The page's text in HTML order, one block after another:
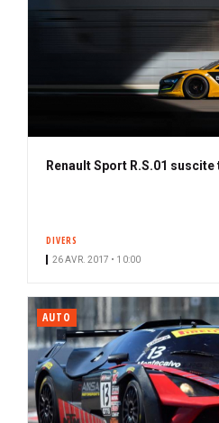
Renault Sport R.S.01
DIVERS
26 AVR. 2017 • 10:00
AUTO